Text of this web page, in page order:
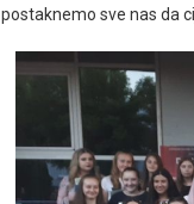
postaknemo sve nas da